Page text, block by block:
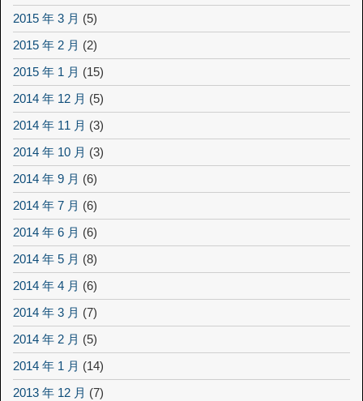
2015 年 3 月 (5)
2015 年 2 月 (2)
2015 年 1 月 (15)
2014 年 12 月 (5)
2014 年 11 月 (3)
2014 年 10 月 (3)
2014 年 9 月 (6)
2014 年 7 月 (6)
2014 年 6 月 (6)
2014 年 5 月 (8)
2014 年 4 月 (6)
2014 年 3 月 (7)
2014 年 2 月 (5)
2014 年 1 月 (14)
2013 年 12 月 (7)